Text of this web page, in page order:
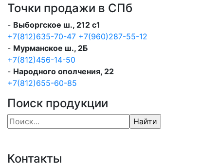
Точки продажи в СПб
- Выборгское ш., 212 с1
+7(812)635-70-47 +7(960)287-55-12
- Мурманское ш., 2Б
+7(812)456-14-50
- Народного ополчения, 22
+7(812)655-60-85
Поиск продукции
Контакты